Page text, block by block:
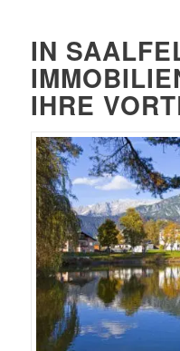
IN
IHRE